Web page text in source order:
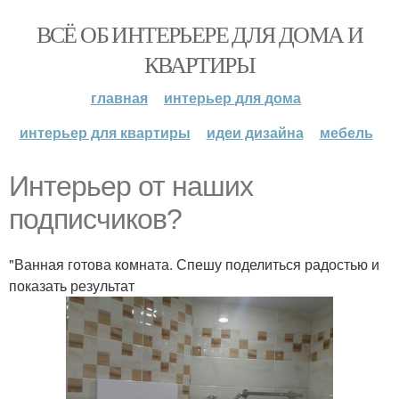
ВСЁ ОБ ИНТЕРЬЕРЕ ДЛЯ ДОМА И
КВАРТИРЫ
главная
интерьер для дома
интерьер для квартиры
идеи дизайна мебель
Интерьер от наших
подписчиков?
"Ванная готова комната. Спешу поделиться радостью и
показать результат